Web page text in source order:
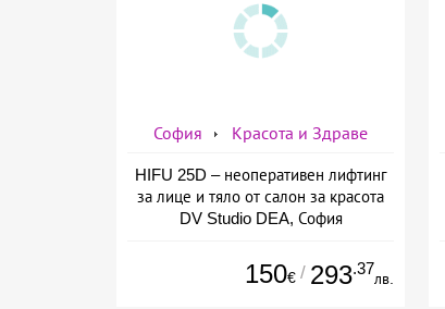
София Красота и Здраве
HIFU 25D – неоперативен лифтинг
за лице и тяло от салон за красота
DV Studio DEA, София
150€ / 293.37
лв.